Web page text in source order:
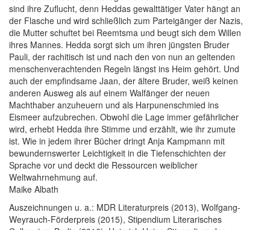
sind ihre Zuflucht, denn Heddas gewalttätiger Vater hängt an
der Flasche und wird schließlich zum Parteigänger der Nazis,
die Mutter schuftet bei Reemtsma und beugt sich dem Willen
ihres Mannes. Hedda sorgt sich um ihren jüngsten Bruder
Pauli, der rachitisch ist und nach den von nun an geltenden
menschenverachtenden Regeln längst ins Heim gehört. Und
auch der empfindsame Jaan, der ältere Bruder, weiß keinen
anderen Ausweg als auf einem Walfänger der neuen
Machthaber anzuheuern und als Harpunenschmied ins
Eismeer aufzubrechen. Obwohl die Lage immer gefährlicher
wird, erhebt Hedda ihre Stimme und erzählt, wie ihr zumute
ist. Wie in jedem ihrer Bücher dringt Anja Kamp­mann mit
bewundernswerter Leichtigkeit in die Tiefenschichten der
Sprache vor und deckt die Ressourcen weiblicher
Weltwahrnehmung auf.
Maike Albath
Auszeichnungen u. a.: MDR Literaturpreis (2013), Wolfgang-
Weyrauch-Förderpreis (2015), Stipendium Literarisches